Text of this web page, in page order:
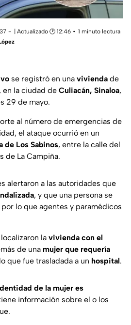
| Actualizado 🕑 12:46
1 minuto lectura
se registró en una vivienda de
, en la ciudad de Culiacán, Sinaloa,
29 de mayo.
al número de emergencias de
el ataque ocurrió en un
de Los Sabinos, entre la calle del
de La Campiña.
alertaron a las autoridades que
, y que una persona se
por lo que agentes y paramédicos
la vivienda con el
de una mujer que requería
que fue trasladada a un hospital.
de la mujer es
información sobre el o los